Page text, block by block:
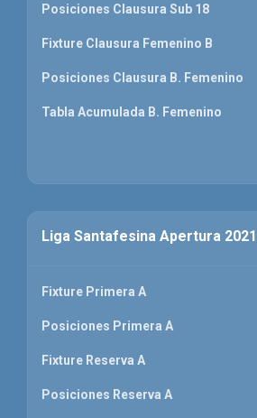
Posiciones Clausura Sub 18
Fixture Clausura Femenino B
Posiciones Clausura B. Femenino
Tabla Acumulada B. Femenino
Liga Santafesina Apertura 2021
Fixture Primera A
Posiciones Primera A
Fixture Reserva A
Posiciones Reserva A